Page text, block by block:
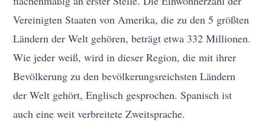
Vereinigten Staaten von Amerika, die zu den 5 größten
Ländern der Welt gehören, beträgt etwa 332 Millionen.
Wie jeder weiß, wird in dieser Region, die mit ihrer
Bevölkerung zu den bevölkerungsreichsten Ländern
der Welt gehört, Englisch gesprochen. Spanisch ist
auch eine weit verbreitete Zweitsprache.